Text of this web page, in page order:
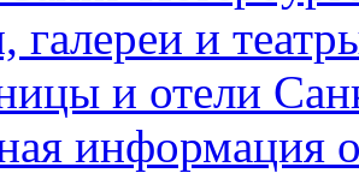
галереи и
и отели
информация